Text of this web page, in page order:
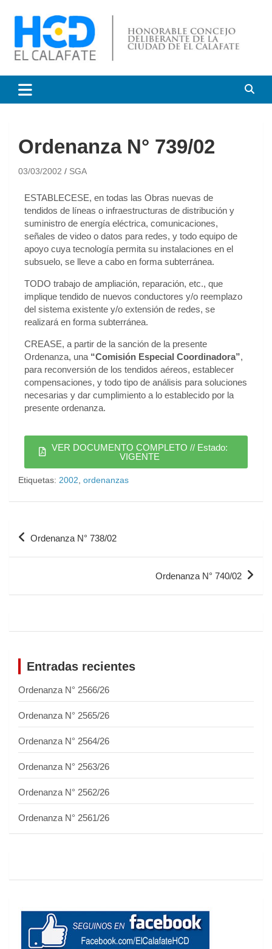
Honorable Concejo
Deliberante de El Calafate
Ordenanza N° 739/02
03/03/2002 SGA
ESTABLECESE, en todas las Obras nuevas de
tendidos de líneas o infraestructuras de distribución y
suministro de energía eléctrica, comunicaciones,
señales de video o datos para redes, y todo equipo de
apoyo cuya tecnología permita su instalaciones en el
subsuelo, se lleve a cabo en forma subterránea.
TODO trabajo de ampliación, reparación, etc., que
implique tendido de nuevos conductores y/o reemplazo
del sistema existente y/o extensión de redes, se
realizará en forma subterránea.
CREASE, a partir de la sanción de la presente
Ordenanza, una “Comisión Especial Coordinadora”,
para reconversión de los tendidos aéreos, establecer
compensaciones, y todo tipo de análisis para soluciones
necesarias y dar cumplimiento a lo establecido por la
presente ordenanza.
VER DOCUMENTO COMPLETO // Estado:
VIGENTE
Etiquetas: 2002 ordenanzas
Ordenanza N° 738/02
Ordenanza N° 740/02
Entradas recientes
Ordenanza N° 2566/26
Ordenanza N° 2565/26
Ordenanza N° 2564/26
Ordenanza N° 2563/26
Ordenanza N° 2562/26
Ordenanza N° 2561/26